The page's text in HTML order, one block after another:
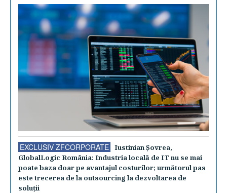
EXCLUSIV ZFCORPORATE
Iustinian Şovrea,
GlobalLogic România: Industria locală de IT nu se mai
poate baza doar pe avantajul costurilor; următorul pas
este trecerea de la outsourcing la dezvoltarea de
soluţii